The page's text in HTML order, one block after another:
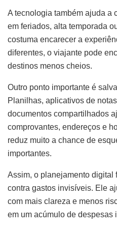
A tecnologia também ajuda a
em feriados, alta temporada
costuma encarecer a
diferentes, o viajante pode
destinos menos cheios.
Outro ponto importante é
Planilhas, aplicativos de
documentos compartilhados
comprovantes, endereços e
reduz muito a chance de
importantes.
Assim, o planejamento digital
contra gastos invisíveis. Ele
com mais clareza e menos
em um acúmulo de despesas